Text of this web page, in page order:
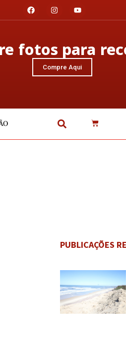
fotos para
Compre Aqui
PUBLICAÇÕES